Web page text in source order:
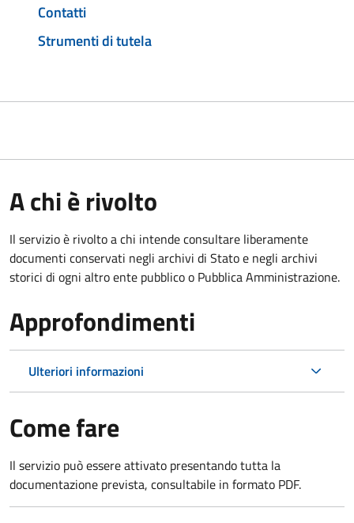
Contatti
Strumenti di tutela
A chi è rivolto
Il servizio è rivolto a chi intende consultare liberamente
documenti conservati negli archivi di Stato e negli archivi
storici di ogni altro ente pubblico o Pubblica Amministrazione.
Approfondimenti
Ulteriori informazioni
Come fare
Il servizio può essere attivato presentando tutta la
documentazione prevista, consultabile in formato PDF.